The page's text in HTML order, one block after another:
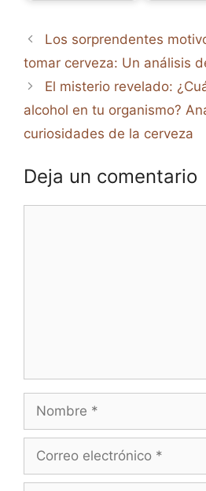
Los sorprendentes
tomar cerveza: Un análisis
El misterio revelado:
alcohol en tu organismo?
curiosidades de la cerveza
Deja un comentario
electrónico